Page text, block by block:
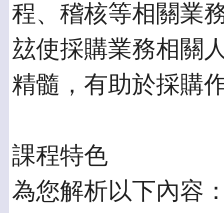
程、稽核等相關業
玆使採購業務相關
精髓，有助於採購
課程特色
為您解析以下內容